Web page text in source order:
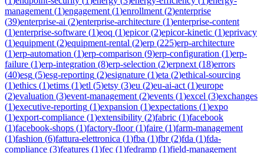
management (1)engagement (1)enrollment (2)enterprise
(39)enterprise-ai (2)enterprise-architecture (1)enterprise-content
(1)enterprise-software (1)eoq (1)epicor(2)epicor-kinetic (1)eprivacy
(1)equipment (2)equipment-rental (2)erp (225)erp-architecture
(1)erp-automation (1)erp-comparison (9)erp-configuration (1)erp-
failure (1)erp-integration (8)erp-selection (2)erpnext (18)errors
(40)esg (5)esg-reporting (2)esignature (1)eta (2)ethical-sourcing
(1)ethics (1)etims (1)etl (5)etsy (3)eu (2)eu-ai-act (1)europe
(2)evaluation (3)event-management (2)events (1)excel (3)exchanges
(1)executive-reporting (1)expansion (1)expectations (1)expo
(1)export-compliance (1)extensibility (2)fabric (1)facebook
(1)facebook-shops (1)factory-floor(1)faire (1)farm-management
(1)fashion (6)fattura-elettronica (1)fba (1)fbr(2)fda (1)fda-
compliance (3)features (1)fec (1)fedramp (1)field-management